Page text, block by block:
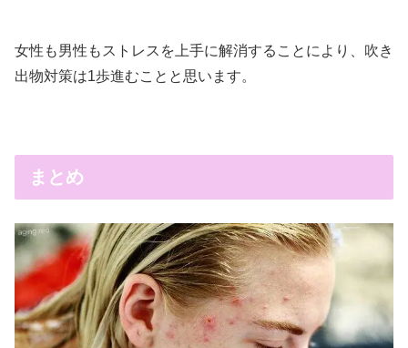
女性も男性もストレスを上手に解消することにより、吹き
出物対策は1歩進むことと思います。
まとめ